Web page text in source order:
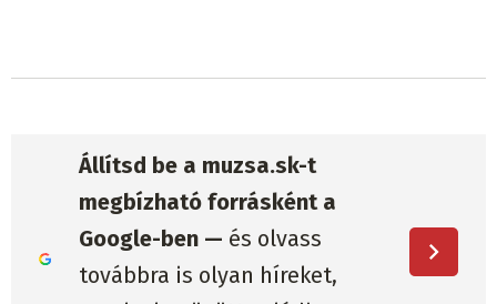
Állítsd be a muzsa.sk-t
megbízható forrásként a
Google-ben — és olvass
továbbra is olyan híreket,